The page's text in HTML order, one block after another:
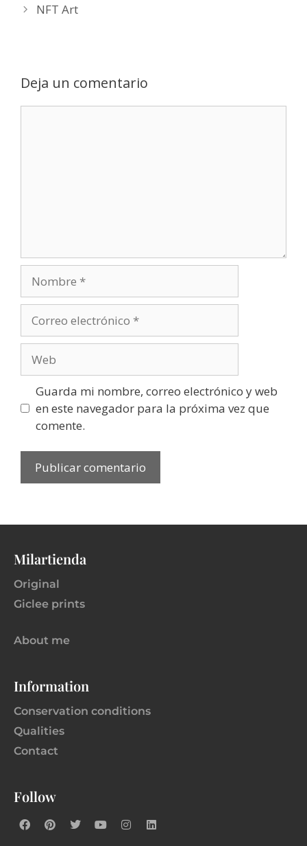
NFT Art
Deja un comentario
Guarda mi nombre, correo electrónico y web
en este navegador para la próxima vez que
comente.
Milartienda
Original
Giclee prints
About me
Information
Conservation conditions
Qualities
Contact
Follow